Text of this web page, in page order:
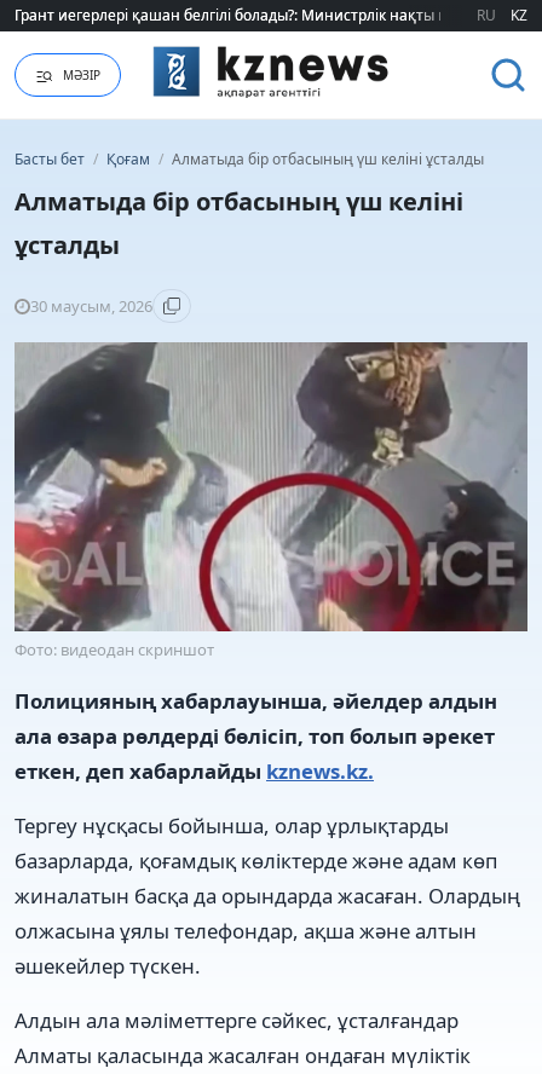
Грант иегерлері қашан белгілі болады?: Министрлік нақты мерзімді
Грант иегерлері қашан белгілі болады?: Министрлік нақты мерзімді
RU KZ
МӘЗІР
Басты бет / Қоғам / Алматыда бір отбасының үш келіні ұсталды
Алматыда бір отбасының үш келіні
ұсталды
30 маусым, 2026
Фото: видеодан скриншот
Полицияның хабарлауынша, әйелдер алдын
ала өзара рөлдерді бөлісіп, топ болып әрекет
еткен, деп хабарлайды kznews.kz.
Тергеу нұсқасы бойынша, олар ұрлықтарды
базарларда, қоғамдық көліктерде және адам көп
жиналатын басқа да орындарда жасаған. Олардың
олжасына ұялы телефондар, ақша және алтын
әшекейлер түскен.
Алдын ала мәліметтерге сәйкес, ұсталғандар
Алматы қаласында жасалған ондаған мүліктік